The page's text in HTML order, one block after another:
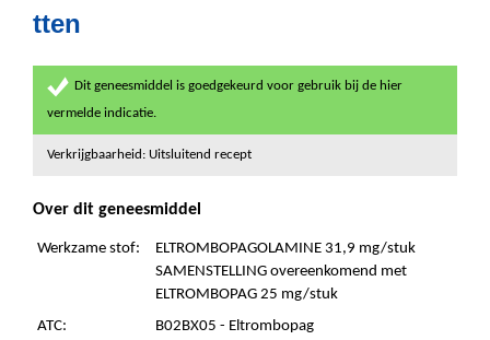
tten
Dit geneesmiddel is goedgekeurd voor gebruik bij de hier
vermelde indicatie.
Verkrijgbaarheid: Uitsluitend recept
Over dit geneesmiddel
Werkzame stof:
ELTROMBOPAGOLAMINE 31,9 mg/stuk
SAMENSTELLING overeenkomend met
ELTROMBOPAG 25 mg/stuk
ATC:
B02BX05 - Eltrombopag